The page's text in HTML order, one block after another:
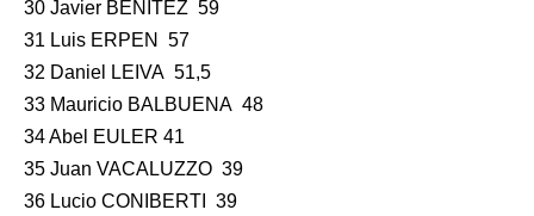
30 Javier BENITEZ 59
31 Luis ERPEN 57
32 Daniel LEIVA 51,5
33 Mauricio BALBUENA 48
34 Abel EULER 41
35 Juan VACALUZZO 39
36 Lucio CONIBERTI 39